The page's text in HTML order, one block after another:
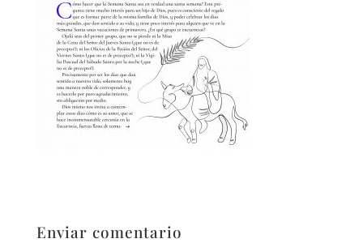
Enviar comentario